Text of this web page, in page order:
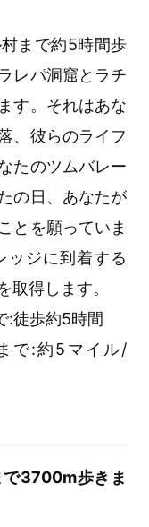
まで約5時間歩
レパ洞窟とラチ
す。それはあな
、彼らのライフ
たのツムバレー
の日、あなたが
とを願っていま
ッジに到着する
取得します。
:徒歩約5時間
で:約5マイル/
3700m歩きま